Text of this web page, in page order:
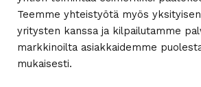
Teemme yhteistyötä myös
yritysten kanssa ja kilpailutamme
markkinoilta asiakkaidemme
mukaisesti.